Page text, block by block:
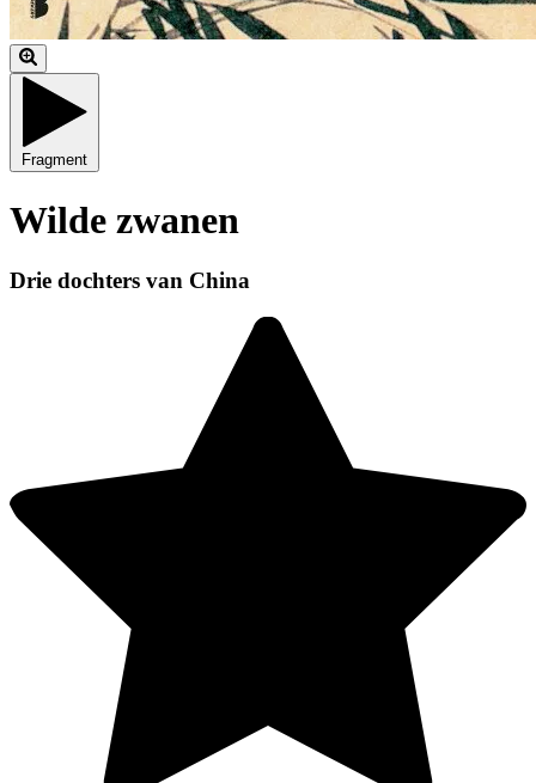
Fragment
Wilde zwanen
Drie dochters van China